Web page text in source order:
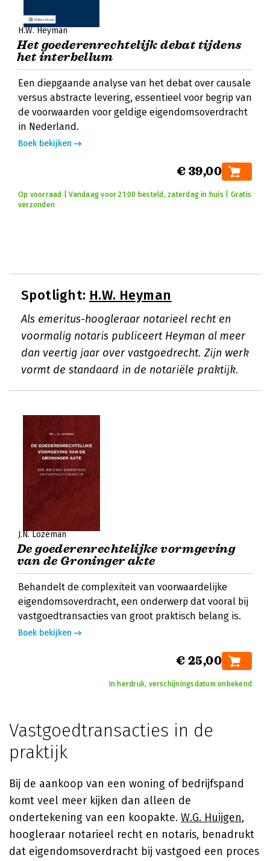
H.W. Heyman
Het goederenrechtelijk debat tijdens
het interbellum
Een diepgaande analyse van het debat over causale
versus abstracte levering, essentieel voor begrip van
de voorwaarden voor geldige eigendomsoverdracht
in Nederland.
Boek bekijken
€ 39,00
Op voorraad | Vandaag voor 21:00 besteld, zaterdag in huis | Gratis
verzonden
Spotlight: H.W. Heyman
Als emeritus-hoogleraar notarieel recht en
voormalig notaris publiceert Heyman al meer
dan veertig jaar over vastgoedrecht. Zijn werk
vormt de standaard in de notariële praktijk.
J.N. Lozeman
De goederenrechtelijke vormgeving
van de Groninger akte
Behandelt de complexiteit van voorwaardelijke
eigendomsoverdracht, een onderwerp dat vooral bij
vastgoedtransacties van groot praktisch belang is.
Boek bekijken
€ 25,00
In herdruk, verschijningsdatum onbekend
Vastgoedtransacties in de
praktijk
Bij de aankoop van een woning of bedrijfspand
komt veel meer kijken dan alleen de
ondertekening van een koopakte. W.G. Huijgen,
hoogleraar notarieel recht en notaris, benadrukt
dat eigendomsoverdracht bij vastgoed een proces